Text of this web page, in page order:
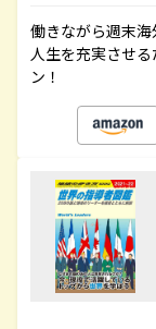
働きながら週末海
人生を充実させ
ン！